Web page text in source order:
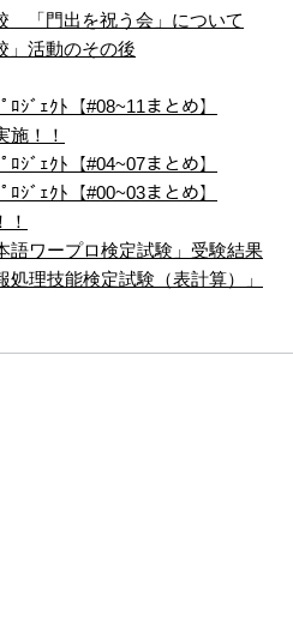
「門出を祝う会」について
活動のその後
ｼﾞｪｸﾄ【#08~11まとめ】
施！！
ｼﾞｪｸﾄ【#04~07まとめ】
ｼﾞｪｸﾄ【#00~03まとめ】
ワープロ検定試験」受験結果
理技能検定試験（表計算）」